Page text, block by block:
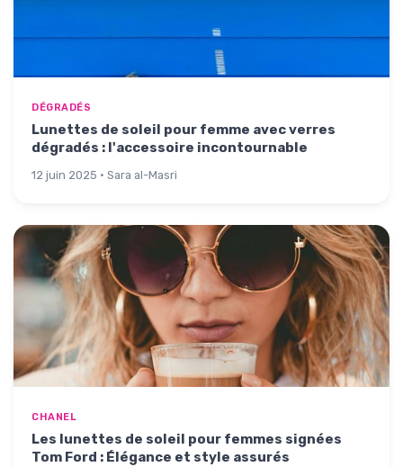
DÉGRADÉS
Lunettes de soleil pour femme avec verres
dégradés : l'accessoire incontournable
12 juin 2025 · Sara al-Masri
CHANEL
Les lunettes de soleil pour femmes signées
Tom Ford : Élégance et style assurés